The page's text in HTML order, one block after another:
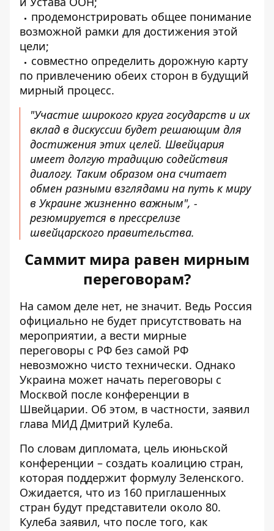
продемонстрировать общее понимание
возможной рамки для достижения этой
цели;
совместно определить дорожную карту
по привлечению обеих сторон в будущий
мирный процесс.
"Участие широкого круга государств и их
вклад в дискуссии будет решающим для
достижения этих целей. Швейцария
имеет долгую традицию содействия
диалогу. Таким образом она считает
обмен разными взглядами на путь к миру
в Украине жизненно важным", -
резюмируется в прессрелизе
швейцарского правительства.
Саммит мира равен мирным
переговорам?
На самом деле нет, не значит. Ведь Россия
официально не будет присутствовать на
мероприятии, а вести мирные
переговоры с РФ без самой РФ
невозможно чисто технически. Однако
Украина может начать переговоры с
Москвой после конференции в
Швейцарии. Об этом, в частности, заявил
глава МИД Дмитрий Кулеба.
По словам дипломата, цель июньской
конференции – создать коалицию стран,
которая поддержит формулу Зеленского.
Ожидается, что из 160 приглашенных
стран будут представители около 80.
Кулеба заявил, что после того, как